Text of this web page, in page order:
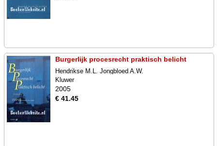
Burgerlijk procesrecht praktisch belicht
Hendrikse M.L. Jongbloed A.W.
Kluwer
2005
€ 41.45